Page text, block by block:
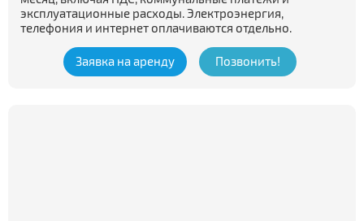
эксплуатационные расходы. Электроэнергия,
телефония и интернет оплачиваются отдельно.
Заявка на аренду Позвонить!